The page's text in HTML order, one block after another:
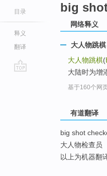
目录
释义
翻译
big
网络释义
大人物跳棋
大人物跳棋(
大陆时为增
基于160个网
有道翻译
big shot
大人物检查员
以上为机器翻